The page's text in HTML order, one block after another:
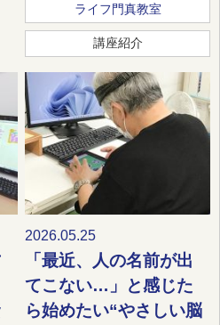
ライフ門真教室
講座紹介
2026.05.25
「最近、人の名前が出
てこない…」と感じた
ら始めたい“やさしい脳